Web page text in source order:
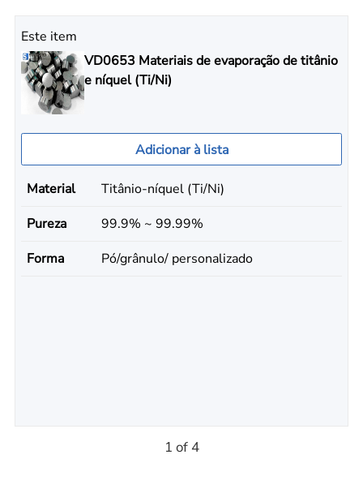
Este item
VD0653 Materiais de evaporação de titânio
e níquel (Ti/Ni)
Adicionar à lista
Material
Titânio-níquel (Ti/Ni)
Pureza
99.9% ~ 99.99%
Forma
Pó/grânulo/ personalizado
1 of 4